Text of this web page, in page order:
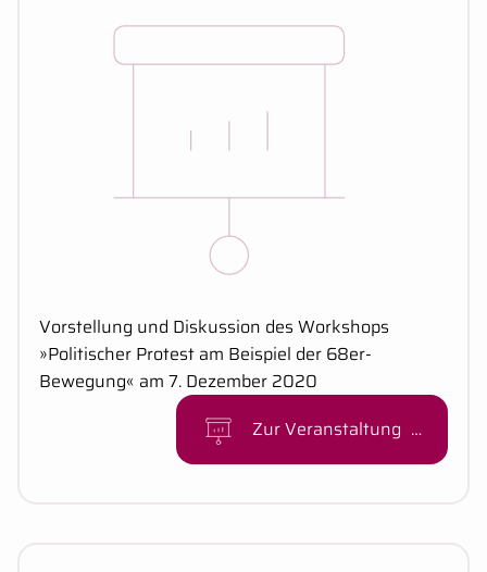
Kurzbeschreibung:
Vorstellung und Diskussion des Workshops
»Politischer Protest am Beispiel der 68er-
Bewegung« am 7. Dezember 2020
Zur Veranstaltung